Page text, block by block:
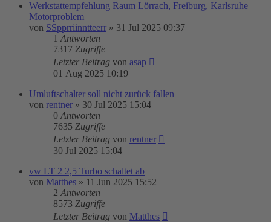
Werkstattempfehlung Raum Lörrach, Freiburg, Karlsruhe
Motorproblem
von SSpprriinntteerr » 31 Jul 2025 09:37
1 Antworten
7317 Zugriffe
Letzter Beitrag von asap
01 Aug 2025 10:19
Umluftschalter soll nicht zurück fallen
von rentner » 30 Jul 2025 15:04
0 Antworten
7635 Zugriffe
Letzter Beitrag von rentner
30 Jul 2025 15:04
vw LT 2 2,5 Turbo schaltet ab
von Matthes » 11 Jun 2025 15:52
2 Antworten
8573 Zugriffe
Letzter Beitrag von Matthes